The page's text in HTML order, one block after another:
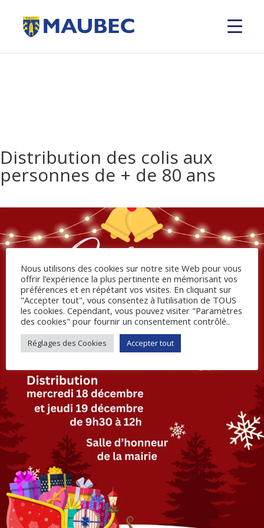
Distribution des colis aux
personnes de + de 80 ans
Nous utilisons des cookies sur notre site Web pour vous
offrir l’expérience la plus pertinente en mémorisant vos
préférences et en répétant vos visites. En cliquant sur
"Accepter tout", vous consentez à l’utilisation de TOUS
les cookies. Cependant, vous pouvez visiter "Paramètres
des cookies" pour fournir un consentement contrôlé..
Réglages des Cookies Accepter tout